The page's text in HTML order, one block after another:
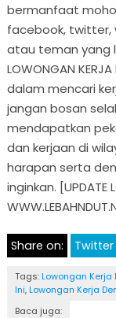
bermanfaat
facebook, twitter,
atau teman yang
LOWONGAN
dalam mencari
jangan bosan
mendapatkan
dan kerjaan di
harapan serta
inginkan. [UPDATE
Share on: Twitter
Tags: Lowongan Kerja
Ini, Lowongan Kerja
Baca juga: